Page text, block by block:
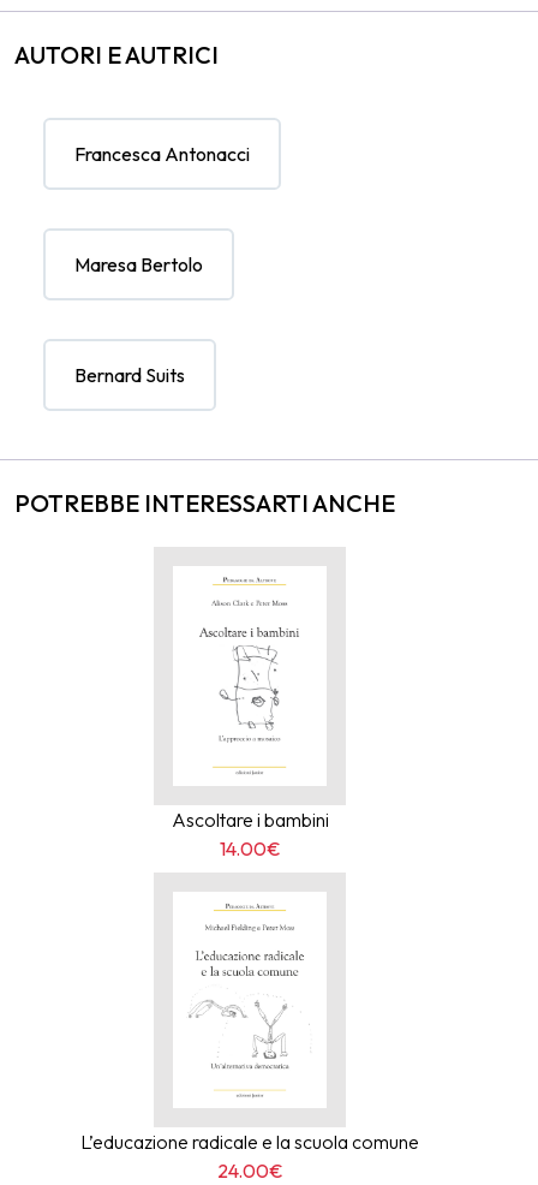
AUTORI E AUTRICI
Francesca Antonacci
Maresa Bertolo
Bernard Suits
POTREBBE INTERESSARTI ANCHE
Ascoltare i bambini
14.00€
L’educazione radicale e la scuola comune
24.00€